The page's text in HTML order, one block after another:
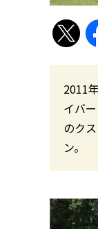
2011
イバ
のク
ン。